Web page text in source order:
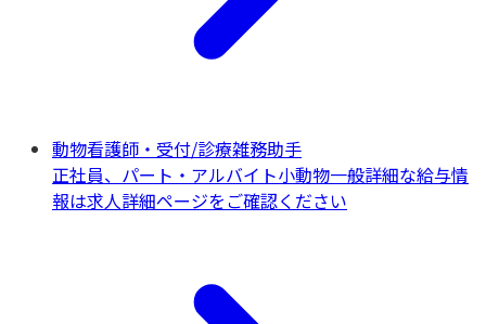
動物看護師・受付/診療雑務助手
正社員、パート・アルバイト小動物一般詳細な給与情
報は求人詳細ページをご確認ください